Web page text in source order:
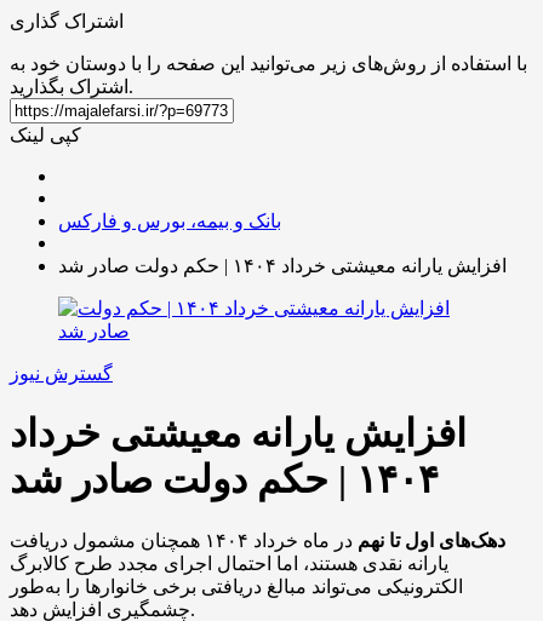
اشتراک گذاری
با استفاده از روش‌های زیر می‌توانید این صفحه را با دوستان خود به
اشتراک بگذارید.
کپی لینک
بانک و بیمه، بورس و فارکس
افزایش یارانه معیشتی خرداد ۱۴۰۴ | حکم دولت صادر شد
گسترش نیوز
افزایش یارانه معیشتی خرداد
۱۴۰۴ | حکم دولت صادر شد
دهک‌های اول تا نهم
در ماه خرداد ۱۴۰۴ همچنان مشمول دریافت
یارانه نقدی هستند، اما احتمال اجرای مجدد طرح کالابرگ
الکترونیکی می‌تواند مبالغ دریافتی برخی خانوارها را به‌طور
چشمگیری افزایش دهد.